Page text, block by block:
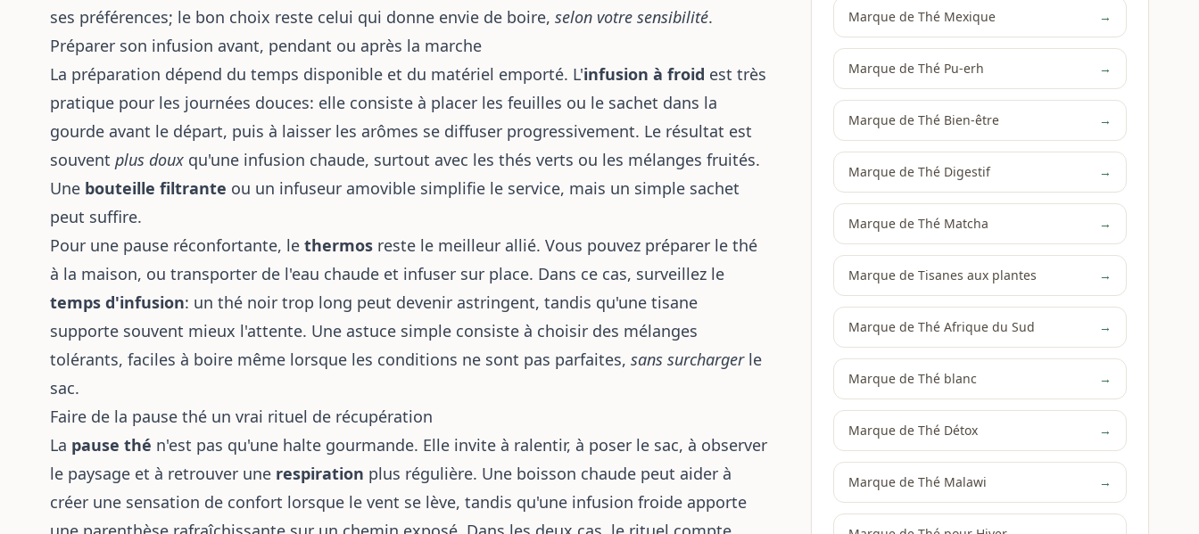
ses préférences; le bon choix reste celui qui donne envie de boire, selon votre sensibilité.
Préparer son infusion avant, pendant ou après la marche
La préparation dépend du temps disponible et du matériel emporté. L'infusion à froid est très
pratique pour les journées douces: elle consiste à placer les feuilles ou le sachet dans la
gourde avant le départ, puis à laisser les arômes se diffuser progressivement. Le résultat est
souvent plus doux qu'une infusion chaude, surtout avec les thés verts ou les mélanges fruités.
Une bouteille filtrante ou un infuseur amovible simplifie le service, mais un simple sachet
peut suffire.
Pour une pause réconfortante, le thermos reste le meilleur allié. Vous pouvez préparer le thé
à la maison, ou transporter de l'eau chaude et infuser sur place. Dans ce cas, surveillez le
temps d'infusion: un thé noir trop long peut devenir astringent, tandis qu'une tisane
supporte souvent mieux l'attente. Une astuce simple consiste à choisir des mélanges
tolérants, faciles à boire même lorsque les conditions ne sont pas parfaites, sans surchargerle
sac.
Faire de la pause thé un vrai rituel de récupération
La pause thé n'est pas qu'une halte gourmande. Elle invite à ralentir, à poser le sac, à observer
le paysage et à retrouver une respiration plus régulière. Une boisson chaude peut aider à
créer une sensation de confort lorsque le vent se lève, tandis qu'une infusion froide apporte
Marque de Thé Mexique →
Marque de Thé Pu-erh →
Marque de Thé Bien-être →
Marque de Thé Digestif →
Marque de Thé Matcha →
Marque de Tisanes aux plantes →
Marque de Thé Afrique du Sud →
Marque de Thé blanc →
Marque de Thé Détox →
Marque de Thé Malawi →